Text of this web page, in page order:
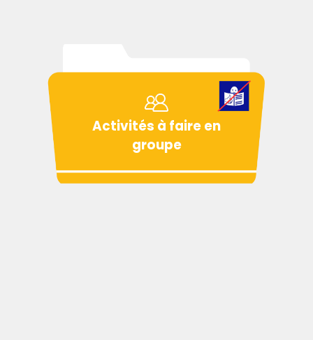
Activités à faire en
groupe